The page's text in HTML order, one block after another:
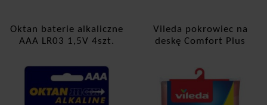
Oktan baterie alkaliczne
AAA LR03 1,5V 4szt.
Vileda pokrowiec na
deskę Comfort Plus